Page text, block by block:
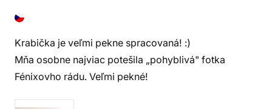
Krabička je veľmi pekne spracovaná! :)
Mňa osobne najviac potešila „pohyblivá" fotka
Fénixovho rádu. Veľmi pekné!